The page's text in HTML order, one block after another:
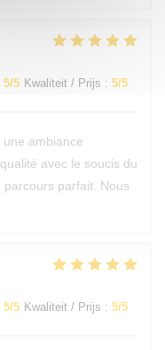
5/5 Kwaliteit / Prijs : 5/5
ambiance
avec le soucis du
parfait. Nous
5/5 Kwaliteit / Prijs : 5/5